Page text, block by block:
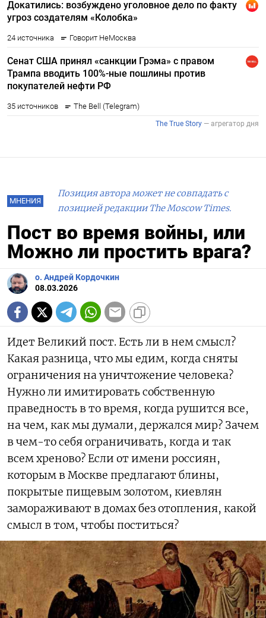
МНЕНИЯ
Позиция автора может не совпадать с
позицией редакции The Moscow Times.
Пост во время войны, или
Можно ли простить врага?
о. Андрей Кордочкин
08.03.2026
Идет Великий пост. Есть ли в нем смысл?
Какая разница, что мы едим, когда сняты
ограничения на уничтожение человека?
Нужно ли имитировать собственную
праведность в то время, когда рушится все,
на чем, как мы думали, держался мир? Зачем
в чем-то себя ограничивать, когда и так
всем хреново? Если от имени россиян,
которым в Москве предлагают блины,
покрытые пищевым золотом, киевлян
замораживают в домах без отопления, какой
смысл в том, чтобы поститься?